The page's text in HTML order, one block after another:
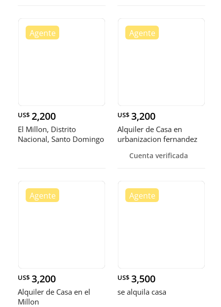
US$ 2,200
El Millon, Distrito
Nacional, Santo Domingo
US$ 3,200
Alquiler de Casa en
urbanizacion fernandez
Cuenta verificada
US$ 3,200
Alquiler de Casa en el
Millon
US$ 3,500
se alquila casa